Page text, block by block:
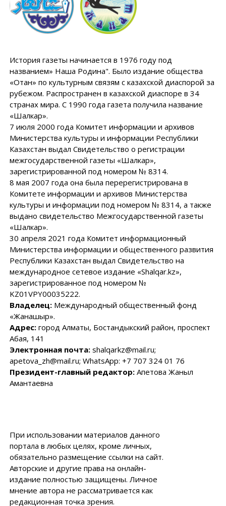
История газеты начинается в 1976 году под
названием» Наша Родина". Было издание общества
«Отан» по культурным связям с казахской диаспорой за
рубежом. Распространен в казахской диаспоре в 34
странах мира. С 1990 года газета получила название
«Шалкар».
7 июля 2000 года Комитет информации и архивов
Министерства культуры и информации Республики
Казахстан выдал Свидетельство о регистрации
межгосударственной газеты «Шалкар»,
зарегистрированной под номером № 8314.
8 мая 2007 года она была перерегистрирована в
Комитете информации и архивов Министерства
культуры и информации под номером № 8314, а также
выдано свидетельство Межгосударственной газеты
«Шалкар».
30 апреля 2021 года Комитет информационный
Министерства информации и общественного развития
Республики Казахстан выдал Свидетельство на
международное сетевое издание «Shalqar.kz»,
зарегистрированное под номером №
KZ01VPY00035222.
Владелец:Международный общественный фонд
«Жанашыр».
Адрес:город Алматы, Бостандыкский район, проспект
Абая, 141
Электронная почта:shalqarkz@mail.ru;
apetova_zh@mail.ru; WhatsApp: +7 707 324 01 76
Президент-главный редактор:Апетова Жаныл
Амантаевна
При использовании материалов данного
портала в любых целях, кроме личных,
обязательно размещение ссылки на сайт.
Авторские и другие права на онлайн-
издание полностью защищены. Личное
мнение автора не рассматривается как
редакционная точка зрения.